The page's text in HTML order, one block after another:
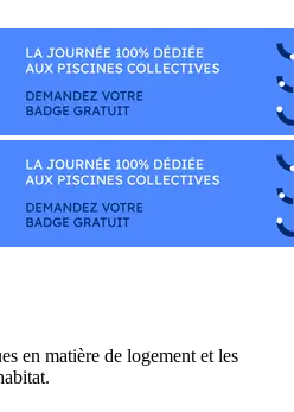
en matière de logement et les